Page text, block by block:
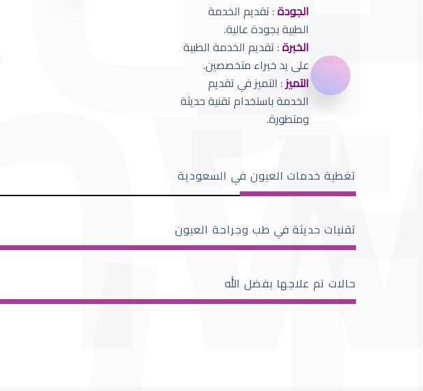
الجودة: تقديم الخدمة
الطبية بجودة عالية.
الخبرة: تقديم الخدمة الطبية
على يد خبراء متخصصين.
التميز: التميز في تقديم
الخدمة باستخدام تقنية حديثة
ومتطورة.
تغطية خدمات العيون في السعودية
تقنيات حديثة في طب وجراحة العيون
حالات تم علاجها بفضل الله